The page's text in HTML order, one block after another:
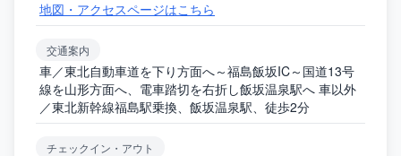
地図・アクセスページはこちら
交通案内
車／東北自動車道を下り方面へ～福島飯坂IC～国道13号
線を山形方面へ、電車踏切を右折し飯坂温泉駅へ 車以外
／東北新幹線福島駅乗換、飯坂温泉駅、徒歩2分
チェックイン・アウト